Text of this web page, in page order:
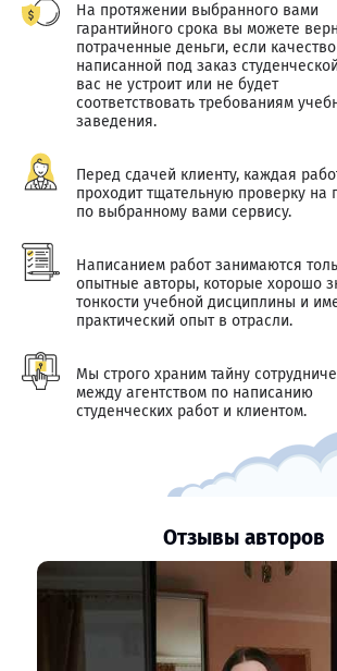
На протяжении выбранного вами
гарантийного срока вы можете
потраченные деньги, если качество
написанной под заказ
вас не устроит или не будет
соответствовать требованиям
заведения.
Перед сдачей клиенту, каждая
проходит тщательную проверку на
по выбранному вами сервису.
Написанием работ занимаются
опытные авторы, которые хорошо
тонкости учебной дисциплины и
практический опыт в отрасли.
Мы строго храним тайну
между агентством по написанию
студенческих работ и клиентом.
Отзывы авторов